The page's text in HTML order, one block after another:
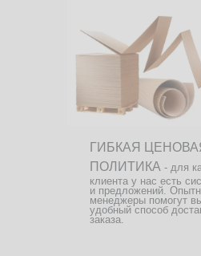
ГИБКАЯ
ПОЛИТИКА - для
клиента у нас есть
и предложений.
менеджеры помогут
удобный способ
заказа.